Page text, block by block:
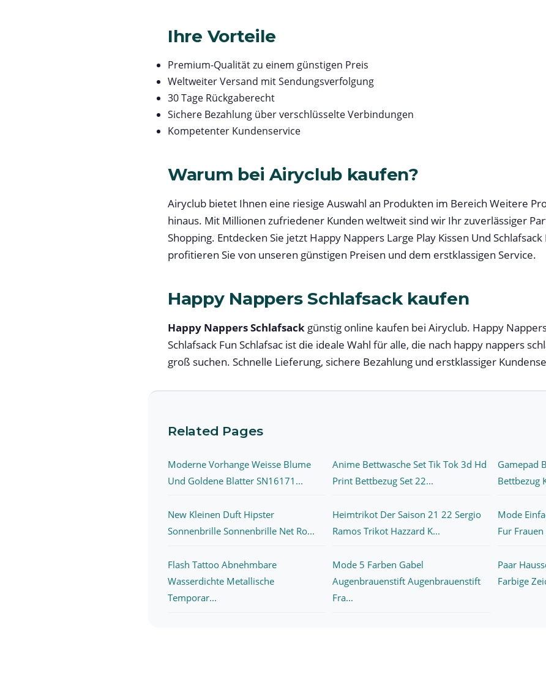
Ihre Vorteile
Premium-Qualität zu einem günstigen Preis
Weltweiter Versand mit Sendungsverfolgung
30 Tage Rückgaberecht
Sichere Bezahlung über verschlüsselte Verbindungen
Kompetenter Kundenservice
Warum bei Airyclub kaufen?
Airyclub bietet Ihnen eine riesige Auswahl an Produkten im Bereich Weitere
hinaus. Mit Millionen zufriedener Kunden weltweit sind wir Ihr zuverlässiger
Shopping. Entdecken Sie jetzt Happy Nappers Large Play Kissen Und Schlafsack
profitieren Sie von unseren günstigen Preisen und dem erstklassigen Service.
Happy Nappers Schlafsack kaufen
Happy Nappers Schlafsack günstig online kaufen bei Airyclub. Happy
Schlafsack Fun Schlafsac ist die ideale Wahl für alle, die nach happy nappers
groß suchen. Schnelle Lieferung, sichere Bezahlung und erstklassiger
Related Pages
Moderne Vorhange Weisse Blume
Und Goldene Blatter SN16171...
Anime Bettwasche Set Tik Tok 3d Hd
Print Bettbezug Set 22...
Gamepad
Bettbezug
New Kleinen Duft Hipster
Sonnenbrille Sonnenbrille Net Ro...
Heimtrikot Der Saison 21 22 Sergio
Ramos Trikot Hazzard K...
Mode
Fur Frauen
Flash Tattoo Abnehmbare
Wasserdichte Metallische
Temporar...
Mode 5 Farben Gabel
Augenbrauenstift Augenbrauenstift
Fra...
Paar
Farbige